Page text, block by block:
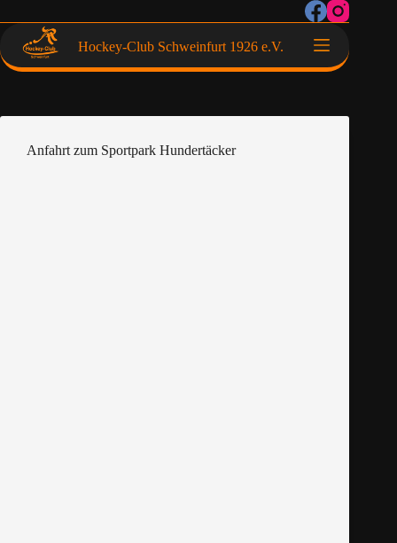
Hockey-Club Schweinfurt 1926 e.V.
Anfahrt zum Sportpark Hundertäcker